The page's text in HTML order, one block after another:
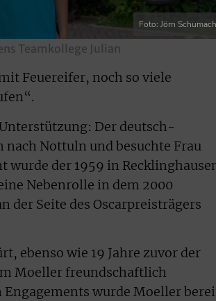
Foto: Jörn
Teamkollege Julian
Feuereifer, noch so viele
Der deutsch-
Nottuln und besuchte Frau
der 1959 in
Nebenrolle in dem 2000
Seite des Oscarpreisträgers
ebenso wie 19 Jahre zuvor der
Moeller freundschaftlich
Engagements wurde Moeller